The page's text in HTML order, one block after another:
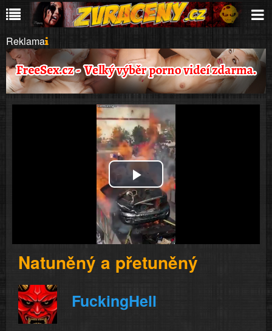
Reklama
Play
Video
Natuněný a přetuněný
FuckingHell